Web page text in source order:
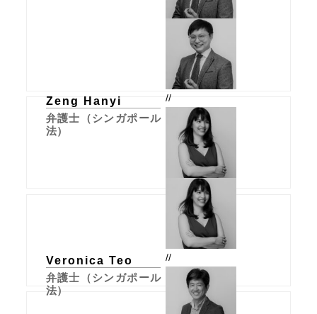
Zeng Hanyi
弁護士（シンガポール
法）
//
Veronica Teo
弁護士（シンガポール
法）
//